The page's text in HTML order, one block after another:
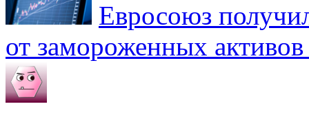
Евросоюз
от замороженных